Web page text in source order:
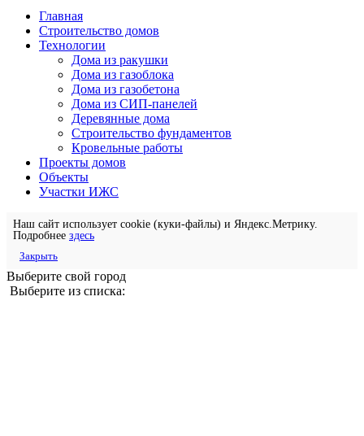
Главная
Строительство домов
Технологии
Дома из ракушки
Дома из газоблока
Дома из газобетона
Дома из СИП-панелей
Деревянные дома
Строительство фундаментов
Кровельные работы
Проекты домов
Объекты
Участки ИЖС
Наш сайт использует cookie (куки-файлы) и Яндекс.Метрику.
Подробнее здесь
Закрыть
Выберите свой город
Выберите из списка: